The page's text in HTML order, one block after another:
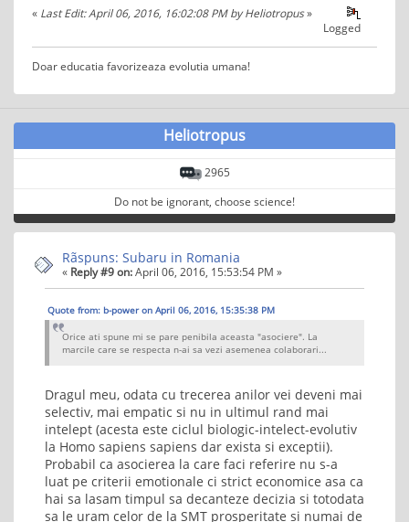
« Last Edit: April 06, 2016, 16:02:08 PM by Heliotropus»
Logged
Doar educatia favorizeaza evolutia umana!
Heliotropus
2965
Do not be ignorant, choose science!
Rãspuns: Subaru in Romania
« Reply #9 on:April 06, 2016, 15:53:54 PM »
Quote from: b-power on April 06, 2016, 15:35:38 PM
Orice ati spune mi se pare penibila aceasta "asociere". La
marcile care se respecta n-ai sa vezi asemenea colaborari...
Dragul meu, odata cu trecerea anilor vei deveni mai
selectiv, mai empatic si nu in ultimul rand mai
intelept (acesta este ciclul biologic-intelect-evolutiv
la Homo sapiens sapiens dar exista si exceptii).
Probabil ca asocierea la care faci referire nu s-a
luat pe criterii emotionale ci strict economice asa ca
hai sa lasam timpul sa decanteze decizia si totodata
sa le uram celor de la SMT prosperitate si numai de